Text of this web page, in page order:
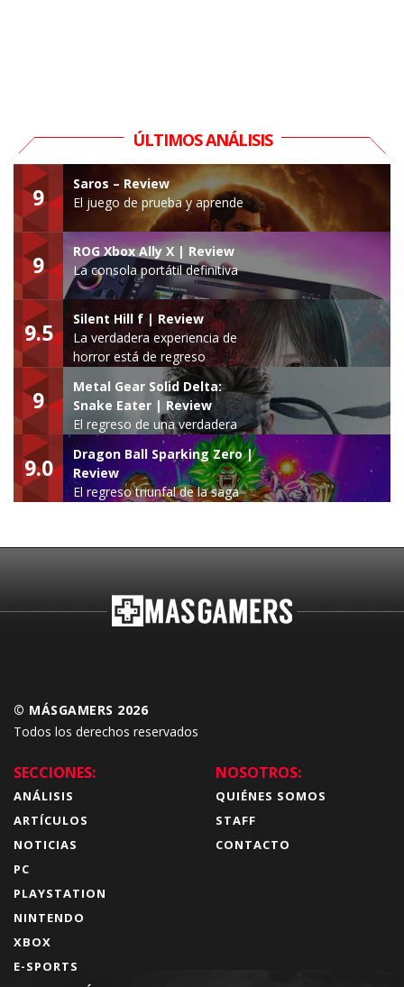
ÚLTIMOS ANÁLISIS
9
Saros – Review
El juego de prueba y aprende
9
ROG Xbox Ally X | Review
La consola portátil definitiva
9.5
Silent Hill f | Review
La verdadera experiencia de
horror está de regreso
9
Metal Gear Solid Delta:
Snake Eater | Review
El regreso de una verdadera
leyenda
9.0
Dragon Ball Sparking Zero |
Review
El regreso triunfal de la saga
© MÁSGAMERS 2026
Todos los derechos reservados
SECCIONES:
ANÁLISIS
ARTÍCULOS
NOTICIAS
PC
PLAYSTATION
NINTENDO
XBOX
E-SPORTS
NOSOTROS:
QUIÉNES SOMOS
STAFF
CONTACTO